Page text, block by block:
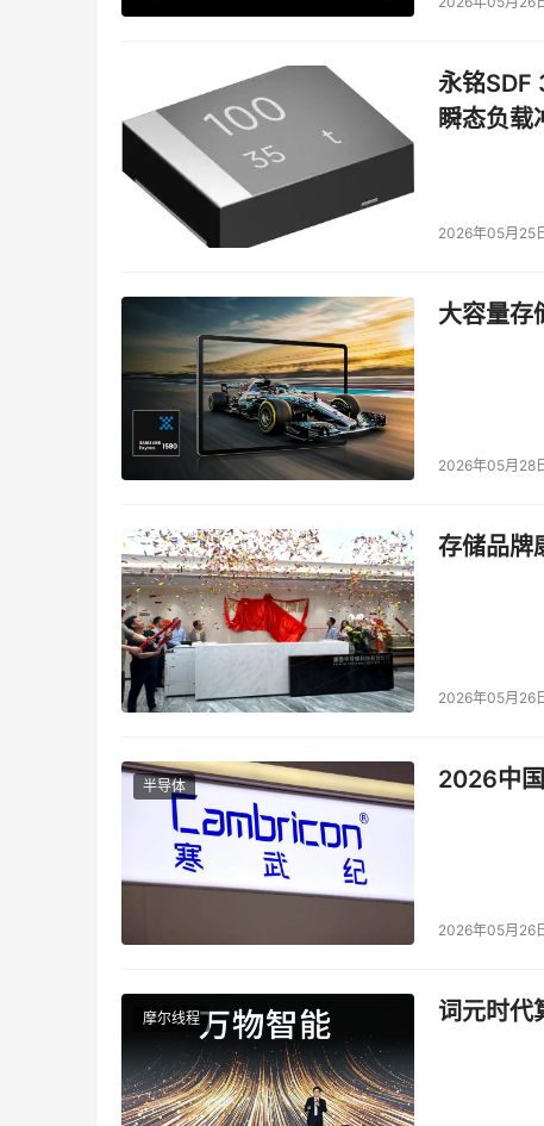
through转发时延可达到1微秒以下，主要用于少
性、时延可预测性，VoIP、视频等实时业务通常要
4、 业务调度和精细化QoS
近年来带宽需求的年增长达到50～70%，而带
即根据不同用户不同业务的SLA要求，提供相应
指标承诺。
业务调度和队列(Scheduling & Queuing)：没有
故，谈不上QoS。粗放式调度就像每个方向有一
但容易阻塞。而精细化调度则好比每个方向有三
在交换机里，车道就好比队列，红绿灯就好比调
同出口、不同优先级的业务转发互不影响，消除
支持层次化调度(H-QoS)。所能支持队列数目也
不等，少数高端产品可以支持1K、十几K或几十K。
流分类和缓存(Classification & Buffering)：与业
来越复杂，流量突发越来越大，越来越频繁(比如
5、 交换架构的弹性(Resiliency)
弹性是指部件出现故障、或人为操作失误时，能
尽可能少受损失(Graceful Degradation)。包括
二、 传统的基于CIOQ的Crossbar交换架构
基于CIOQ的Crossbar交换架构在上世纪90年代
芯片，每个Crossbar芯片通过交换网端口
永铭SDF
瞬态负载
2026年05月25
大容量存
2026年05月28
存储品牌
2026年05月26
半导体 2026中
2026年05月26
摩尔线程 词元时代